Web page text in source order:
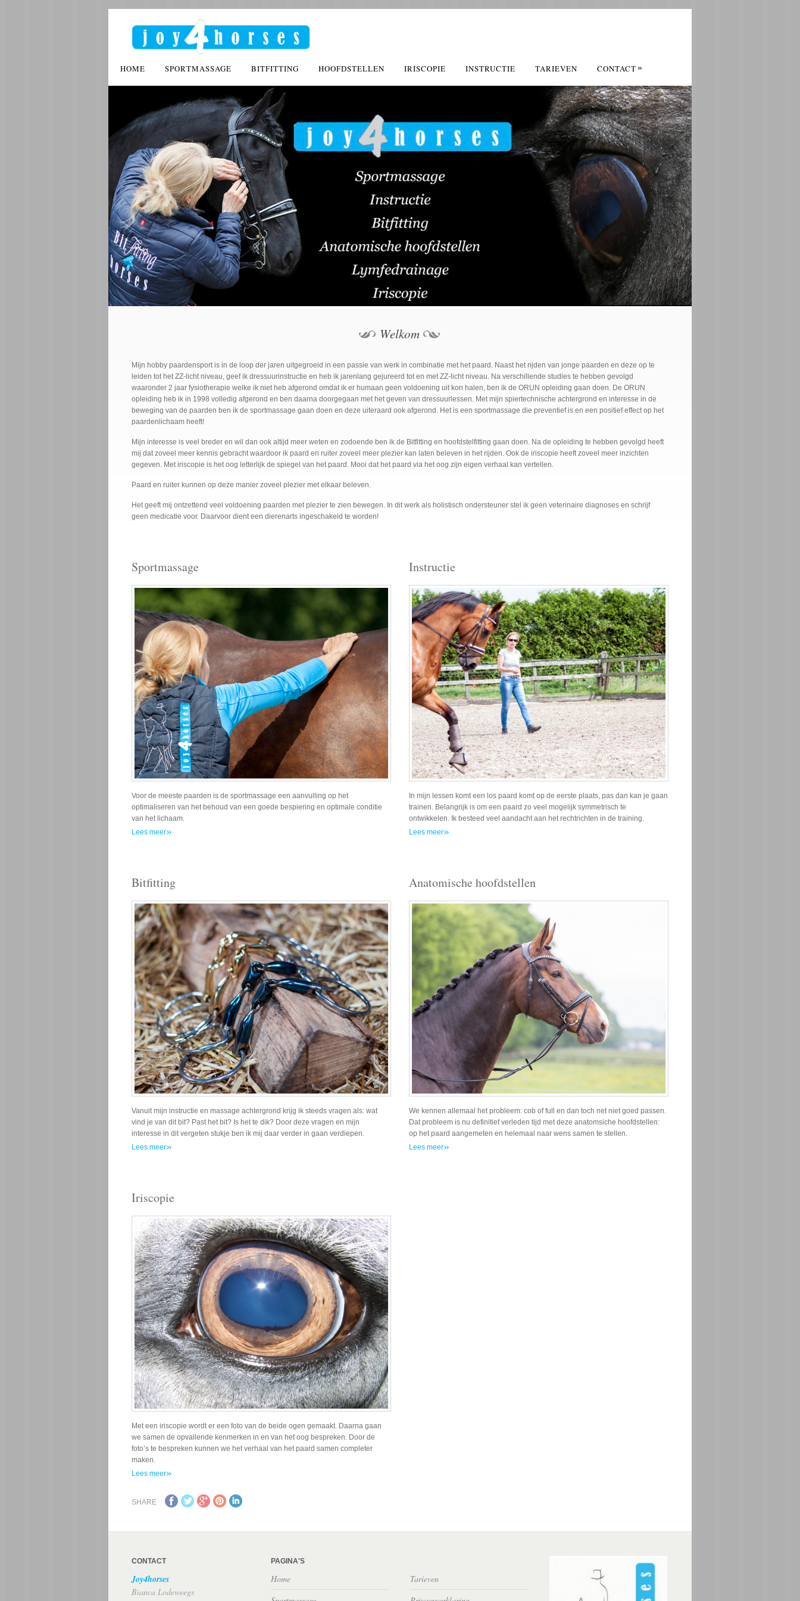
HOME SPORTMASSAGE BITFITTING HOOFDSTELLEN IRISCOPIE INSTRUCTIE TARIEVEN CONTACT »
Welkom
Mijn hobby paardensport is in de loop der jaren uitgegroeid in een passie van werk in combinatie met het paard. Naast het rijden van jonge paarden en deze op te
leiden tot het ZZ-licht niveau, geef ik dressuurinstructie en heb ik jarenlang gejureerd tot en met ZZ-licht niveau. Na verschillende studies te hebben gevolgd
waaronder 2 jaar fysiotherapie welke ik niet heb afgerond omdat ik er humaan geen voldoening uit kon halen, ben ik de ORUN opleiding gaan doen. De ORUN
opleiding heb ik in 1998 volledig afgerond en ben daarna doorgegaan met het geven van dressuurlessen. Met mijn spiertechnische achtergrond en interesse in de
beweging van de paarden ben ik de sportmassage gaan doen en deze uiteraard ook afgerond. Het is een sportmassage die preventief is en een positief effect op het
paardenlichaam heeft!
Mijn interesse is veel breder en wil dan ook altijd meer weten en zodoende ben ik de Bitfitting en hoofdstelfitting gaan doen. Na de opleiding te hebben gevolgd heeft
mij dat zoveel meer kennis gebracht waardoor ik paard en ruiter zoveel meer plezier kan laten beleven in het rijden. Ook de iriscopie heeft zoveel meer inzichten
gegeven. Met iriscopie is het oog letterlijk de spiegel van het paard. Mooi dat het paard via het oog zijn eigen verhaal kan vertellen.
Paard en ruiter kunnen op deze manier zoveel plezier met elkaar beleven.
Het geeft mij ontzettend veel voldoening paarden met plezier te zien bewegen. In dit werk als holistisch ondersteuner stel ik geen veterinaire diagnoses en schrijf
geen medicatie voor. Daarvoor dient een dierenarts ingeschakeld te worden!
Sportmassage
Voor de meeste paarden is de sportmassage een aanvulling op het
optimaliseren van het behoud van een goede bespiering en optimale conditie
van het lichaam.
Lees meer»
Instructie
In mijn lessen komt een los paard komt op de eerste plaats, pas dan kan je gaan
trainen. Belangrijk is om een paard zo veel mogelijk symmetrisch te
ontwikkelen. Ik besteed veel aandacht aan het rechtrichten in de training.
Lees meer»
Bitfitting
Vanuit mijn instructie en massage achtergrond krijg ik steeds vragen als: wat
vind je van dit bit? Past het bit? Is het te dik? Door deze vragen en mijn
interesse in dit vergeten stukje ben ik mij daar verder in gaan verdiepen.
Lees meer»
Anatomische hoofdstellen
We kennen allemaal het probleem: cob of full en dan toch net niet goed passen.
Dat probleem is nu definitief verleden tijd met deze anatomsiche hoofdstellen:
op het paard aangemeten en helemaal naar wens samen te stellen.
Lees meer»
Iriscopie
Met een iriscopie wordt er een foto van de beide ogen gemaakt. Daarna gaan
we samen de opvallende kenmerken in en van het oog bespreken. Door de
foto’s te bespreken kunnen we het verhaal van het paard samen completer
maken.
Lees meer»
SHARE
CONTACT
Joy4horses
Bianca Lodeweegs
PAGINA'S
Home
Tarieven